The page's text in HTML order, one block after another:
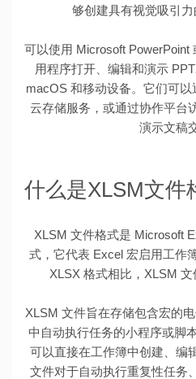
够创建具有视觉吸引力
可以使用 Microsoft PowerPoint
用程序打开、编辑和演示
macOS 和移动设备。它们可以
云存储服务，或通过协作平台
演示文稿
什么是XLSM文件
XLSM 文件格式是 Microsoft
式，它代表 Excel 宏启用工作
XLSX 格式相比，XLSM 文
XLSM 文件旨在存储包含宏的
中自动执行任务的小程序或脚
可以直接在工作簿中创建、编
文件对于自动执行重复性任务